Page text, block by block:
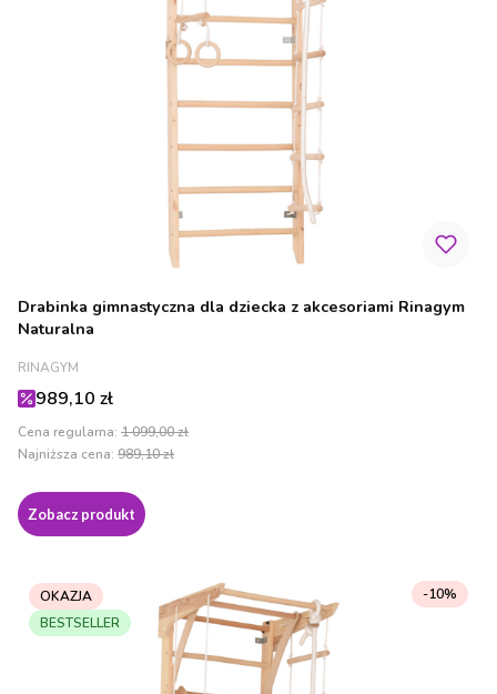
Drabinka gimnastyczna dla dziecka z akcesoriami Rinagym
Naturalna
PRODUCENT
RINAGYM
Cena promocyjna
989,10 zł
Cena regularna: 1 099,00 zł
Najniższa cena: 989,10 zł
Zobacz produkt
OKAZJA
BESTSELLER
-10%